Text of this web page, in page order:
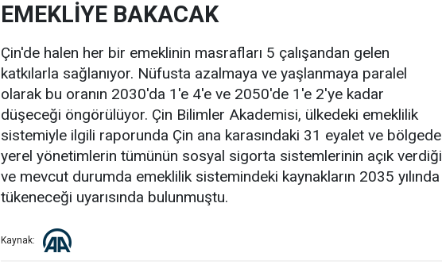
EMEKLİYE BAKACAK
Çin'de halen her bir emeklinin masrafları 5 çalışandan gelen
katkılarla sağlanıyor. Nüfusta azalmaya ve yaşlanmaya paralel
olarak bu oranın 2030'da 1'e 4'e ve 2050'de 1'e 2'ye kadar
düşeceği öngörülüyor. Çin Bilimler Akademisi, ülkedeki emeklilik
sistemiyle ilgili raporunda Çin ana karasındaki 31 eyalet ve bölgede
yerel yönetimlerin tümünün sosyal sigorta sistemlerinin açık verdiği
ve mevcut durumda emeklilik sistemindeki kaynakların 2035 yılında
tükeneceği uyarısında bulunmuştu.
Kaynak: